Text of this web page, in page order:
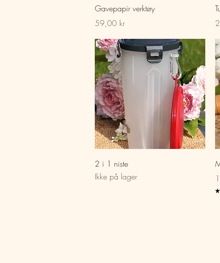
Hurtigvisning
Gavepapir verktøy
Pris
59,00 kr
2 i 1 niste
Ikke på lager
★